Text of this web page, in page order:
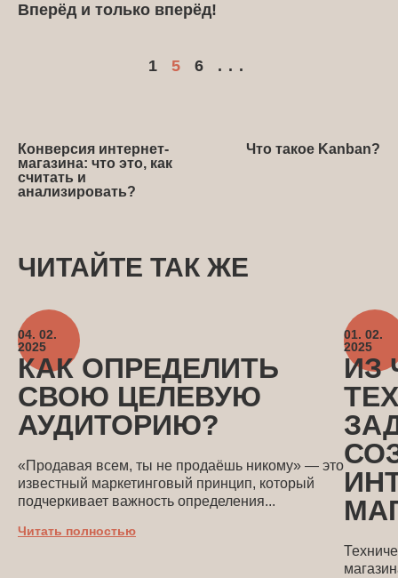
Вперёд и только вперёд!
Конверсия интернет-
магазина: что это, как
считать и
анализировать?
1 5 6 ...
Что такое Kanban?
ЧИТАЙТЕ ТАК ЖЕ
КАК ОПРЕДЕЛИТЬ
СВОЮ ЦЕЛЕВУЮ
АУДИТОРИЮ?
04. 02.
2025
«Продавая всем, ты не продаёшь никому» — это
известный маркетинговый принцип, который
подчеркивает важность определения...
Читать полностью
ИЗ
01. 02.
2025